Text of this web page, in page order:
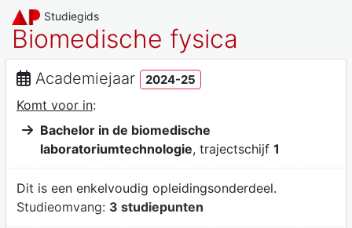
Studiegids
Biomedische fysica
Academiejaar 2024-25
Komt voor in:
Bachelor in de biomedische
laboratoriumtechnologie, trajectschijf 1
Dit is een enkelvoudig opleidingsonderdeel.
Studieomvang: 3 studiepunten